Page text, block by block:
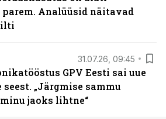
Analüüsid näitavad
31.07.26, 09:45
GPV Eesti sai uue
„Järgmise sammu
jaoks lihtne“